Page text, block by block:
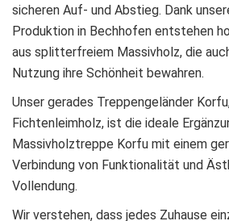
sicheren Auf- und Abstieg. Dank
Produktion in Bechhofen entstehen
aus splitterfreiem Massivholz, die
Nutzung ihre Schönheit bewahren.
Unser gerades Treppengeländer
Fichtenleimholz, ist die ideale
Massivholztreppe Korfu mit einem
Verbindung von Funktionalität und
Vollendung.
Wir verstehen, dass jedes Zuhause